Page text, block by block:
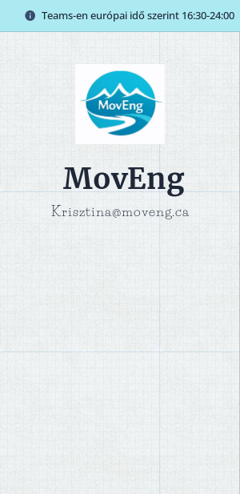
Teams-en európai idő szerint 16:30-24:00
MovEng
Krisztina@moveng.ca